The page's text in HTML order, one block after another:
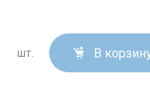
шт. В